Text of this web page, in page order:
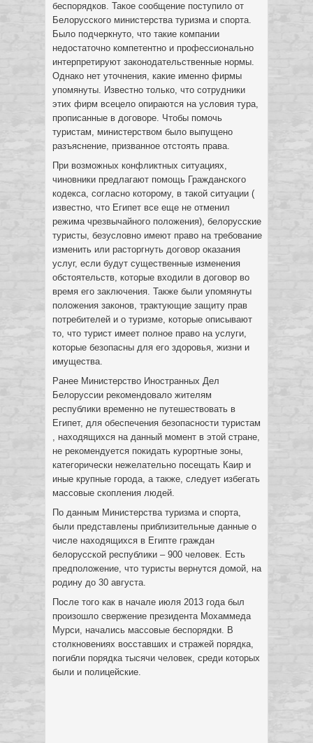
беспорядков. Такое сообщение поступило от
Белорусского министерства туризма и спорта.
Было подчеркнуто, что такие компании
недостаточно компетентно и профессионально
интерпретируют законодательственные нормы.
Однако нет уточнения, какие именно фирмы
упомянуты. Известно только, что сотрудники
этих фирм всецело опираются на условия тура,
прописанные в договоре. Чтобы помочь
туристам, министерством было выпущено
разъяснение, призванное отстоять права.
При возможных конфликтных ситуациях,
чиновники предлагают помощь Гражданского
кодекса, согласно которому, в такой ситуации (
известно, что Египет все еще не отменил
режима чрезвычайного положения), белорусские
туристы, безусловно имеют право на требование
изменить или расторгнуть договор оказания
услуг, если будут существенные изменения
обстоятельств, которые входили в договор во
время его заключения. Также были упомянуты
положения законов, трактующие защиту прав
потребителей и о туризме, которые описывают
то, что турист имеет полное право на услуги,
которые безопасны для его здоровья, жизни и
имущества.
Ранее Министерство Иностранных Дел
Белоруссии рекомендовало жителям
республики временно не путешествовать в
Египет, для обеспечения безопасности туристам
, находящихся на данный момент в этой стране,
не рекомендуется покидать курортные зоны,
категорически нежелательно посещать Каир и
иные крупные города, а также, следует избегать
массовые скопления людей.
По данным Министерства туризма и спорта,
были представлены приблизительные данные о
числе находящихся в Египте граждан
белорусской республики – 900 человек. Есть
предположение, что туристы вернутся домой, на
родину до 30 августа.
После того как в начале июля 2013 года был
произошло свержение президента Мохаммеда
Мурси, начались массовые беспорядки. В
столкновениях восставших и стражей порядка,
погибли порядка тысячи человек, среди которых
были и полицейские.